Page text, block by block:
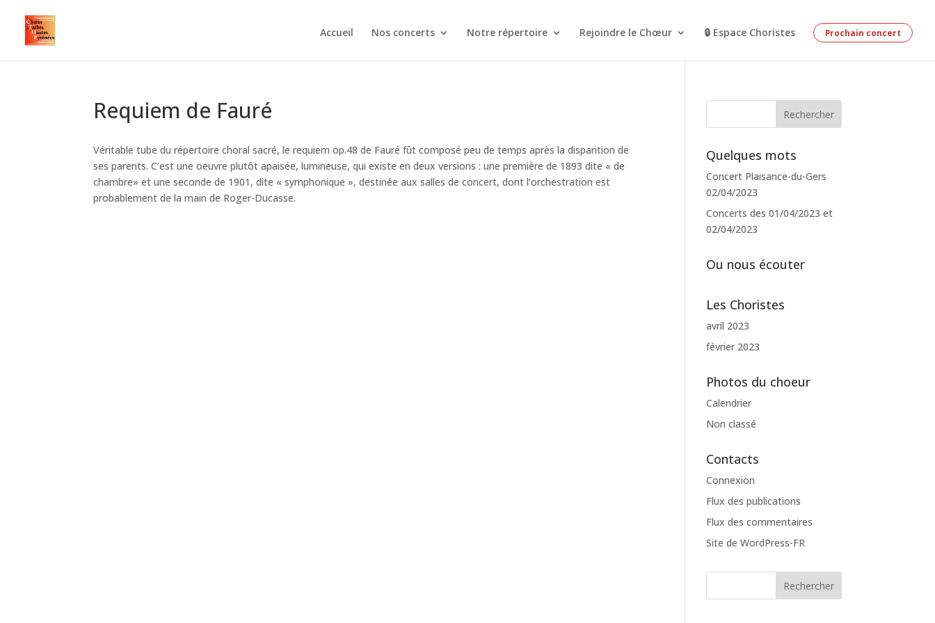
Accueil Nos concerts Notre répertoire Rejoindre le Chœur 🔒 Espace Choristes Prochain concert
Requiem de Fauré
Véritable tube du répertoire choral sacré, le requiem op.48 de Fauré fût composé peu de temps après la disparition de
ses parents. C’est une oeuvre plutôt apaisée, lumineuse, qui existe en deux versions : une première de 1893 dite « de
chambre» et une seconde de 1901, dite « symphonique », destinée aux salles de concert, dont l’orchestration est
probablement de la main de Roger-Ducasse.
Quelques mots
Concert Plaisance-du-Gers
02/04/2023
Concerts des 01/04/2023 et
02/04/2023
Ou nous écouter
Les Choristes
avril 2023
février 2023
Photos du choeur
Calendrier
Non classé
Contacts
Connexion
Flux des publications
Flux des commentaires
Site de WordPress-FR